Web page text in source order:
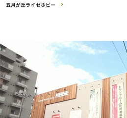
五月が丘ライゼホビー